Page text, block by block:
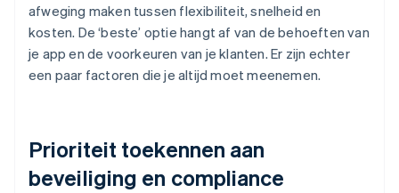
afweging maken tussen flexibiliteit, snelheid en
kosten. De ‘beste’ optie hangt af van de behoeften van
je app en de voorkeuren van je klanten. Er zijn echter
een paar factoren die je altijd moet meenemen.
Prioriteit toekennen aan
beveiliging en compliance